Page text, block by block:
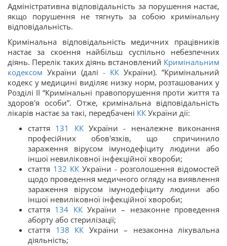
Адміністративна відповідальність за порушення настає,
якщо порушення не тягнуть за собою кримінальну
відповідальність.
Кримінальна відповідальність медичних працівників
настає за скоєння найбільш суспільно небезпечних
діянь. Перелік таких діянь встановлений Кримінальним
кодексом України (далі - КК України). ”Кримінальний
кодекс у медицині виділяє низку норм, розташованих у
Розділі ІІ “Кримінальні правопорушення проти життя та
здоров'я особи”. Отже, кримінальна відповідальність
лікарів настає за такі, передбачені КК України дії:
стаття 131 ККУкраїни - неналежне виконання
професійних обов'язків, що спричинило
зараження вірусом імунодефіциту людини або
іншої невиліковної інфекційної хвороби;
стаття 132 КК України - розголошення відомостей
щодо проведення медичного огляду на виявлення
зараження вірусом імунодефіциту людини або
іншої невиліковної інфекційної хвороби;
стаття 134 ККУкраїни – незаконне проведення
аборту або стерилізації;
стаття 138 КК України – незаконна лікувальна
діяльність;